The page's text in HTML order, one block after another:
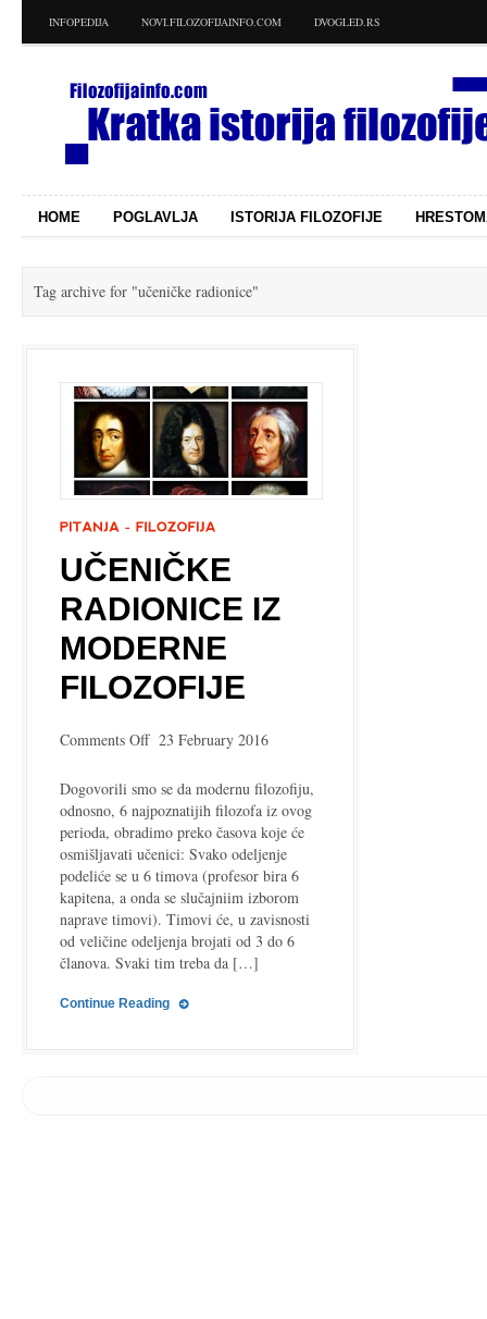
INFOPEDIJA NOVI.FILOZOFIJAINFO.COM DVOGLED.RS
HOME POGLAVLJA ISTORIJA FILOZOFIJE
Tag archive for "učeničke radionice"
UČENIČKE
RADIONICE IZ
MODERNE
FILOZOFIJE
Comments Offon
radionice
iz
Moderne
filozofije
23 February 2016
Dogovorili smo se da modernu filozofiju,
odnosno, 6 najpoznatijih filozofa iz ovog
perioda, obradimo preko časova koje će
osmišljavati učenici: Svako odeljenje
podeliće se u 6 timova (profesor bira 6
kapitena, a onda se slučajniim izborom
naprave timovi). Timovi će, u zavisnosti
od veličine odeljenja brojati od 3 do 6
članova. Svaki tim treba da […]
Continue Reading